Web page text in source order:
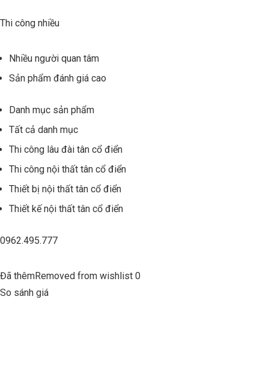
Thi công nhiều
Nhiều người quan tâm
Sản phẩm đánh giá cao
Danh mục sản phẩm
Tất cả danh mục
Thi công lâu đài tân cổ điển
Thi công nội thất tân cổ điển
Thiết bị nội thất tân cổ điển
Thiết kế nội thất tân cổ điển
0962.495.777
Đã thêmRemoved from wishlist 0
So sánh giá